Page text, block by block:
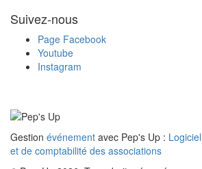
Suivez-nous
Page Facebook
Youtube
Instagram
Gestion événement avec Pep's Up :
et de comptabilité des associations